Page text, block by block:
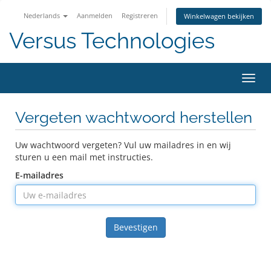
Nederlands Aanmelden Registreren Winkelwagen bekijken
Versus Technologies
in-/
Vergeten wachtwoord herstellen
Uw wachtwoord vergeten? Vul uw mailadres in en wij
sturen u een mail met instructies.
E-mailadres
Bevestigen